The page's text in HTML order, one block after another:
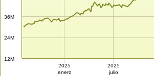
12M
24M
36M
2025
enero
2025
julio